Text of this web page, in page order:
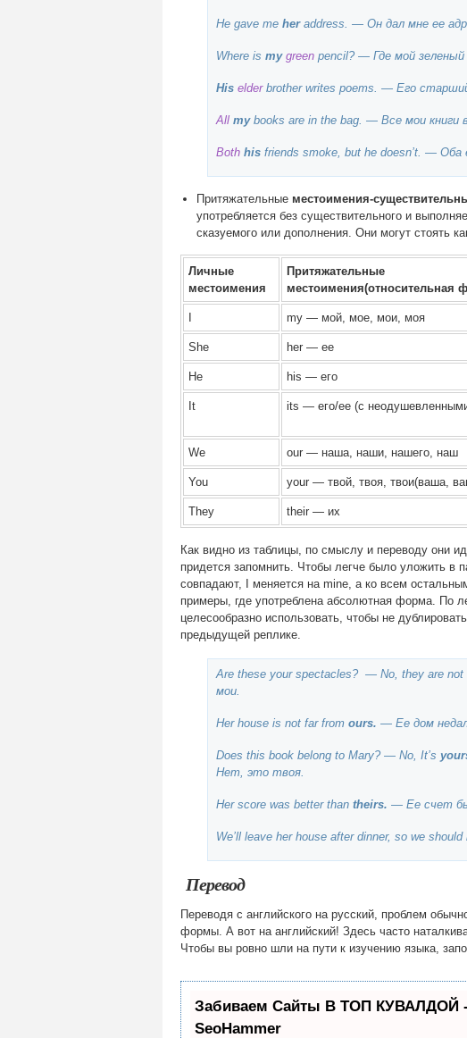
He gave me heraddress. — Он дал мне ее
Where is my green pencil? — Где мой зеленый
His elderbrother writes poems. — Его
All mybooks are in the bag. — Все мои книги
Both his friends smoke, but he doesn’t. — Оба
Притяжательные местоимения-
употребляется без существительного и
сказуемого или дополнения. Они могут стоять
Личные
местоимения
Притяжательные
местоимения(относительная
my — мой, мое, мои, моя
She her — ее
He his — его
It its — его/ее (с
We our — наша, наши, нашего, наш
You your — твой, твоя, твои(ваша,
They their — их
Как видно из таблицы, по смыслу и переводу они
придется запомнить. Чтобы легче было уложить
совпадают, I меняется на mine, а ко всем
примеры, где употреблена абсолютная форма. По
целесообразно использовать, чтобы не
предыдущей реплике.
Are these your spectacles? — No, they are not
мои.
Her house is not far from ours. — Ее дом
Does this book belong to Mary? — No, It’s
Нет, это твоя.
Her score was better than theirs. — Ее счет
We’ll leave her house after dinner, so we should
Перевод
Переводя с английского на русский, проблем
формы. А вот на английский! Здесь часто
Чтобы вы ровно шли на пути к изучению языка,
Забиваем Сайты В ТОП КУВАЛДОЙ -
SeoHammer